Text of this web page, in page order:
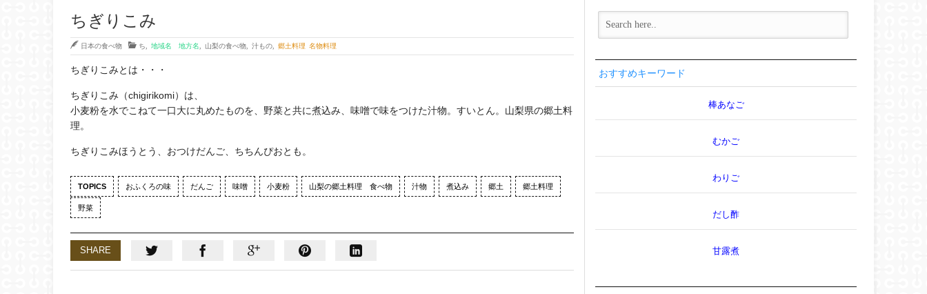
ちぎりこみ
日本の食べ物 ち 地域名 地方名 山梨の食べ物 汁もの 郷土料理 名物料理
ちぎりこみとは・・・
ちぎりこみ（chigirikomi）は、
小麦粉を水でこねて一口大に丸めたものを、野菜と共に煮込み、味噌で味をつけた汁物。すいとん。山梨県の郷土料
理。
ちぎりこみほうとう、おつけだんご、ちちんぴおとも。
TOPICS おふくろの味 だんご 味噌 小麦粉 山梨の郷土料理 食べ物 汁物 煮込み 郷土 郷土料理
野菜
SHARE
おすすめキーワード
棒あなご
むかご
わりご
だし酢
甘露煮